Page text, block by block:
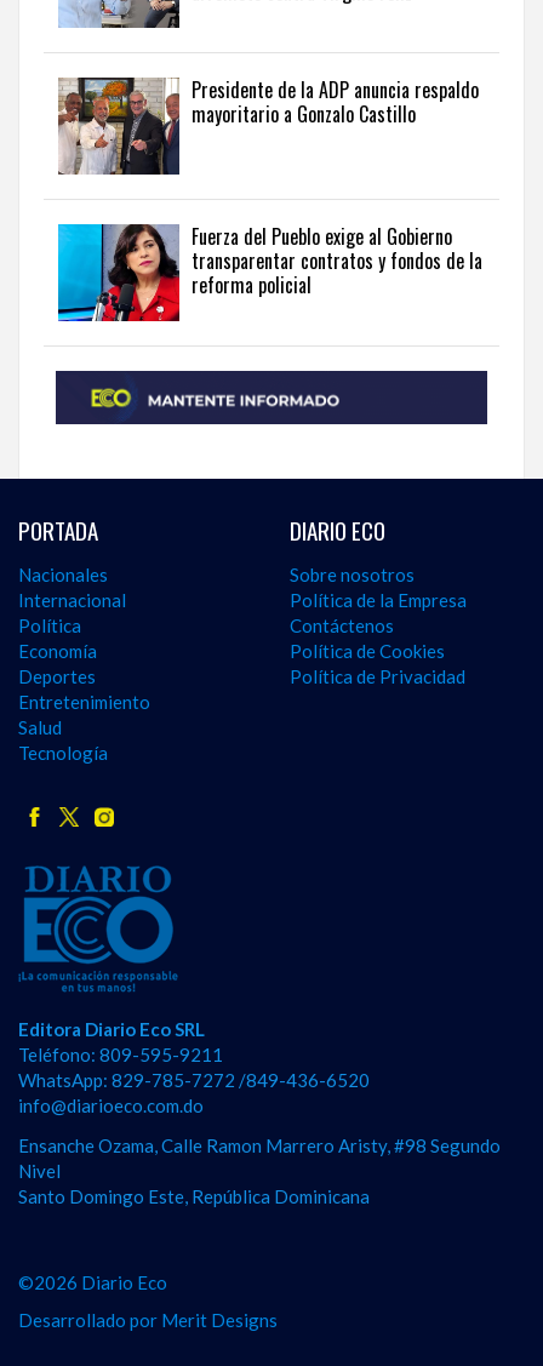
Presidente de la ADP anuncia respaldo
mayoritario a Gonzalo Castillo
Fuerza del Pueblo exige al Gobierno
transparentar contratos y fondos de la
reforma policial
PORTADA
Nacionales
Internacional
Política
Economía
Deportes
Entretenimiento
Salud
Tecnología
DIARIO ECO
Sobre nosotros
Política de la Empresa
Contáctenos
Política de Cookies
Política de Privacidad
Editora Diario Eco SRL
Teléfono: 809-595-9211
WhatsApp: 829-785-7272 /849-436-6520
info@diarioeco.com.do
Ensanche Ozama, Calle Ramon Marrero Aristy, #98 Segundo
Nivel
Santo Domingo Este, República Dominicana
©2026 Diario Eco
Desarrollado por Merit Designs